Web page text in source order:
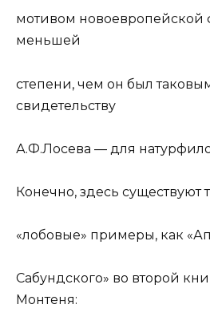
мотивом новоевропейской
меньшей
степени, чем он был
свидетельству
А.Ф.Лосева — для
Конечно, здесь существуют
«лобовые» примеры, как
Сабундского» во второй
Монтеня: